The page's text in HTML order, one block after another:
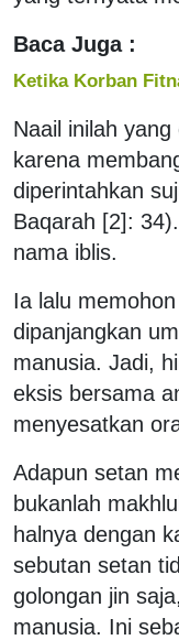
Baca Juga :
Ketika Korban
Naail inilah
karena
diperintahkan
Baqarah [2]:
nama iblis.
Ia lalu
dipanjangkan
manusia. Jadi,
eksis bersama
menyesatkan
Adapun setan
bukanlah
halnya dengan
sebutan setan
golongan jin
manusia. Ini